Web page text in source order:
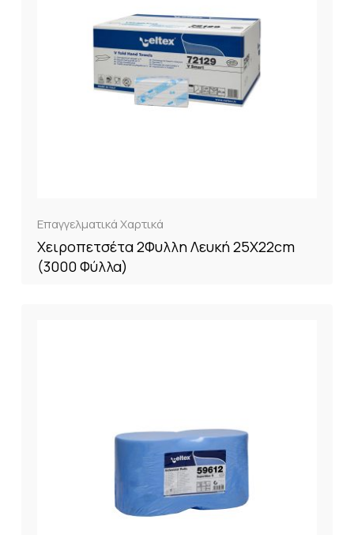
Επαγγελματικά Χαρτικά
Χειροπετσέτα 2Φυλλη Λευκή 25Χ22cm
(3000 Φύλλα)